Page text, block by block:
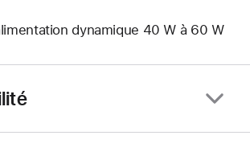
dynamique 40 W à 60 W